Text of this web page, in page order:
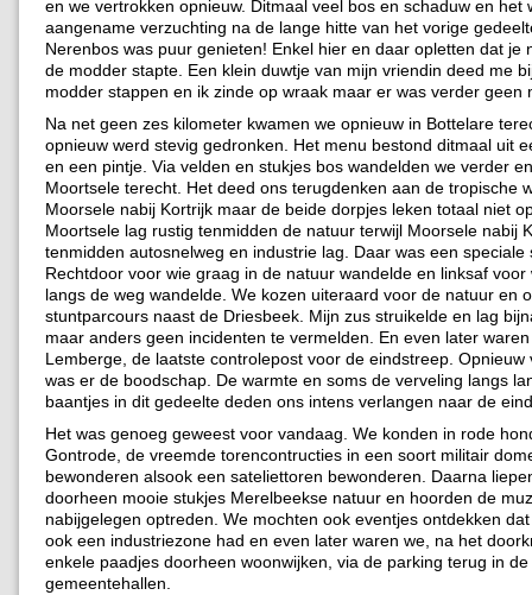
en we vertrokken opnieuw. Ditmaal veel bos en schaduw en het
aangename verzuchting na de lange hitte van het vorige
Nerenbos was puur genieten! Enkel hier en daar opletten dat je
de modder stapte. Een klein duwtje van mijn vriendin deed me
modder stappen en ik zinde op wraak maar er was verder geen
Na net geen zes kilometer kwamen we opnieuw in Bottelare
opnieuw werd stevig gedronken. Het menu bestond ditmaal uit
en een pintje. Via velden en stukjes bos wandelden we verder
Moortsele terecht. Het deed ons terugdenken aan de tropische
Moorsele nabij Kortrijk maar de beide dorpjes leken totaal niet
Moortsele lag rustig tenmidden de natuur terwijl Moorsele nabij
tenmidden autosnelweg en industrie lag. Daar was een speciale
Rechtdoor voor wie graag in de natuur wandelde en linksaf voor
langs de weg wandelde. We kozen uiteraard voor de natuur en
stuntparcours naast de Driesbeek. Mijn zus struikelde en lag
maar anders geen incidenten te vermelden. En even later
Lemberge, de laatste controlepost voor de eindstreep. Opnieuw
was er de boodschap. De warmte en soms de verveling langs
baantjes in dit gedeelte deden ons intens verlangen naar de
Het was genoeg geweest voor vandaag. We konden in rode
Gontrode, de vreemde torencontructies in een soort militair
bewonderen alsook een sateliettoren bewonderen. Daarna
doorheen mooie stukjes Merelbeekse natuur en hoorden de
nabijgelegen optreden. We mochten ook eventjes ontdekken
ook een industriezone had en even later waren we, na het
enkele paadjes doorheen woonwijken, via de parking terug in de
gemeentehallen.